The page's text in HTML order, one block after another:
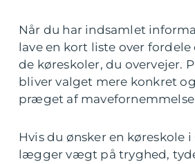
Når du har indsamlet
lave en kort liste over
de køreskoler, du overvejer.
bliver valget mere konkret
præget af mavefornemmelse
Hvis du ønsker en køreskole i
lægger vægt på tryghed,